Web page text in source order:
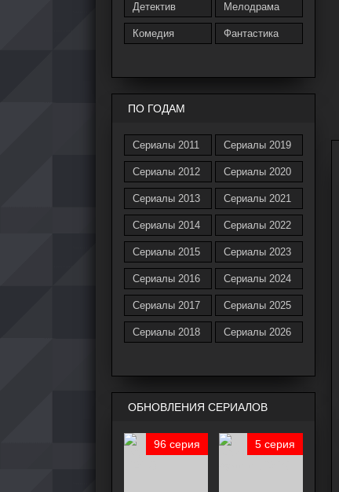
Детектив
Комедия
Мелодрама
Фантастика
ПО ГОДАМ
Сериалы 2011
Сериалы 2012
Сериалы 2013
Сериалы 2014
Сериалы 2015
Сериалы 2016
Сериалы 2017
Сериалы 2018
Сериалы 2019
Сериалы 2020
Сериалы 2021
Сериалы 2022
Сериалы 2023
Сериалы 2024
Сериалы 2025
Сериалы 2026
ОБНОВЛЕНИЯ СЕРИАЛОВ
96 серия 5 серия